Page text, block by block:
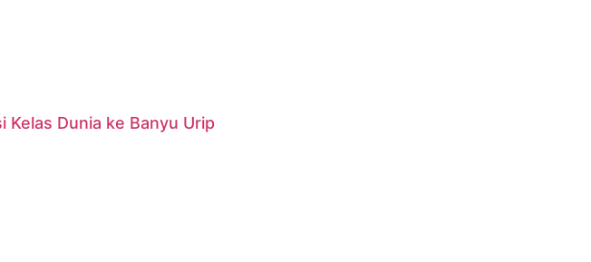
Kelas Dunia ke Banyu Urip